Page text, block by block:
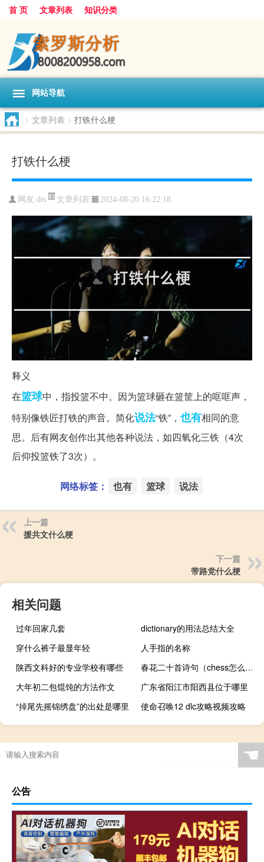
首 页 文章列表 知识分类
网站导航
> 文章列表 > 打铁什么梗
打铁什么梗
网友:dts 文章列表 2024-08-20 16:22:18
释义
在篮球中，指投篮不中。因为篮球砸在篮筐上的哐哐声，
特别像铁匠打铁的声音。简化说法“铁”， 也有相同的意
思。后有网友创作出其他各种说法，如四氧化三铁（4次
后仰投篮铁了3次）。
网络标签： 也有 篮球 说法
上一篇
援共文什么梗
下一篇
带路党什么梗
相关问题
过年回家几套
dictionary的用法总结大全
穿什么裤子最显年轻
人手指的名称
陕西文科好的专业学校有哪些
春花二十首诗句（chess怎么读）
大年初二包馄饨的方法作文
广东省阳江市阳西县位于哪里
“掉尾先摇锦绣盘”的出处是哪里
使命召唤12 dlc攻略视频攻略
☚
公告